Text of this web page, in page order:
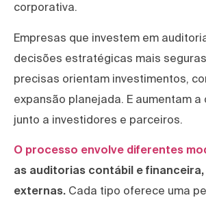
corporativa.
Empresas que investem em
decisões estratégicas mais
precisas orientam investimentos,
expansão planejada. E aumentam
junto a investidores e parceiros.
O processo envolve diferentes
as auditorias contábil e
externas. Cada tipo oferece uma